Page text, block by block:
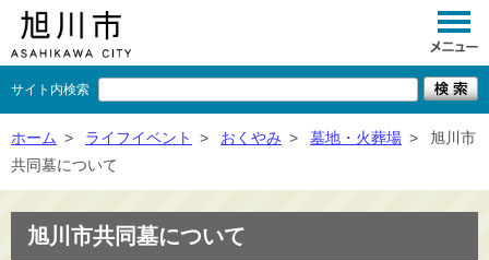
サイト内検索
くらし
観光
ホーム > ライフイベント > おくやみ > 墓地・火葬場 >
旭川市
共同墓について
旭川市共同墓について